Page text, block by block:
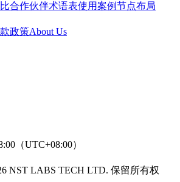
合作伙伴术语表使用案例节点布局
政策About Us
（UTC+08:00）
NST LABS TECH LTD. 保留所有权